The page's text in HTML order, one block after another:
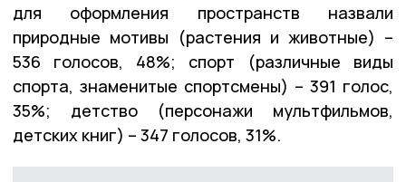
для оформления пространств назвали
природные мотивы (растения и животные) –
536 голосов, 48%; спорт (различные виды
спорта, знаменитые спортсмены) – 391 голос,
35%; детство (персонажи мультфильмов,
детских книг) – 347 голосов, 31%.